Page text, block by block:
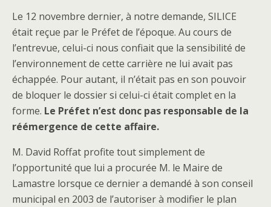
Le 12 novembre dernier, à notre demande, SILICE
était reçue par le Préfet de l’époque. Au cours de
l’entrevue, celui-ci nous confiait que la sensibilité de
l’environnement de cette carrière ne lui avait pas
échappée. Pour autant, il n’était pas en son pouvoir
de bloquer le dossier si celui-ci était complet en la
forme. Le Préfet n’est donc pas responsable de la
réémergence de cette affaire.
M. David Roffat profite tout simplement de
l’opportunité que lui a procurée M. le Maire de
Lamastre lorsque ce dernier a demandé à son conseil
municipal en 2003 de l’autoriser à modifier le plan